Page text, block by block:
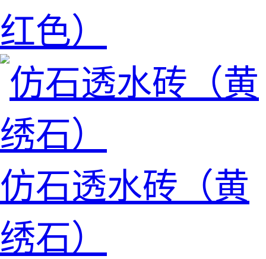
红色）
仿石透水砖（黄
绣石）